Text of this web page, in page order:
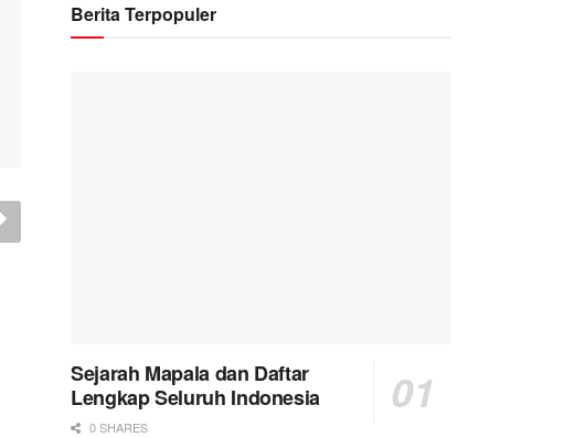
Berita Terpopuler
Sejarah Mapala dan Daftar
Lengkap Seluruh Indonesia
0 SHARES